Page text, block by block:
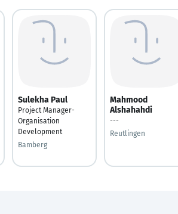
Sulekha Paul
Project Manager-
Organisation
Development
Bamberg
Mahmood
Alshahahdi
---
Reutlingen